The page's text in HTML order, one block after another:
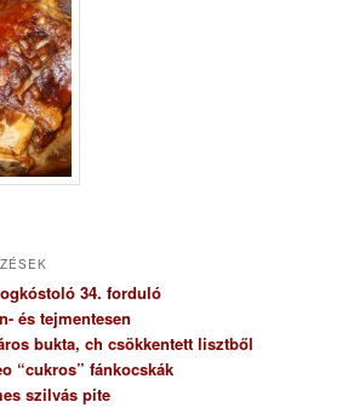
34. forduló
és tejmentesen
bukta, ch csökkentett lisztből
“cukros” fánkocskák
szilvás pite